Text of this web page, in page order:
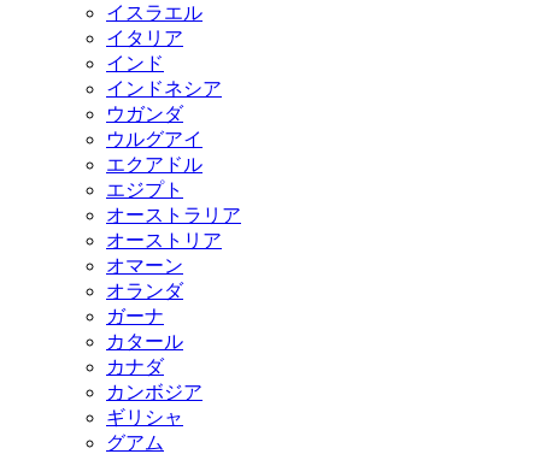
イスラエル
イタリア
インド
インドネシア
ウガンダ
ウルグアイ
エクアドル
エジプト
オーストラリア
オーストリア
オマーン
オランダ
ガーナ
カタール
カナダ
カンボジア
ギリシャ
グアム